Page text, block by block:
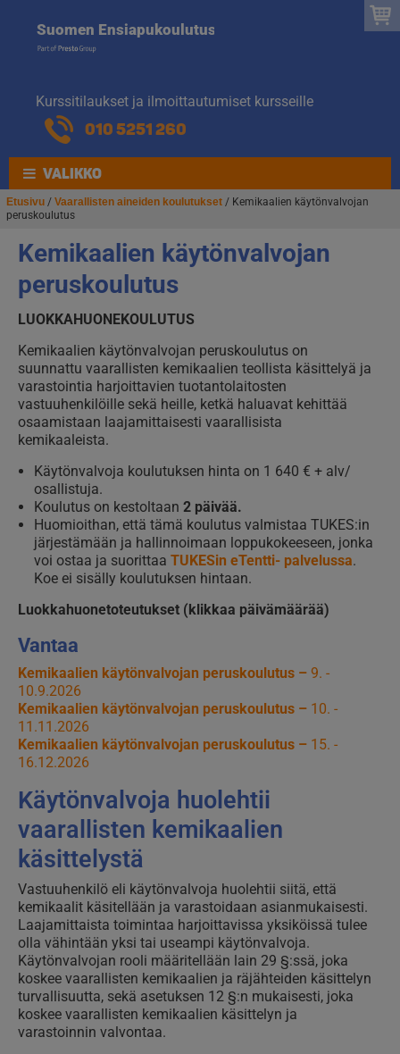
navigointiin
sisältöön
Suomen EnsiapukoulutusSuomen
Kurssitilaukset ja ilmoittautumiset kursseille
010 5251 260
VALIKKO
Etusivu / Vaarallisten aineiden koulutukset / Kemikaalien käytönvalvojan
peruskoulutus
Kemikaalien käytönvalvojan
peruskoulutus
LUOKKAHUONEKOULUTUS
Kemikaalien käytönvalvojan peruskoulutus on
suunnattu vaarallisten kemikaalien teollista käsittelyä ja
varastointia harjoittavien tuotantolaitosten
vastuuhenkilöille sekä heille, ketkä haluavat kehittää
osaamistaan laajamittaisesti vaarallisista
kemikaaleista.
Käytönvalvoja koulutuksen hinta on 1 640 € + alv/
osallistuja.
Koulutus on kestoltaan 2 päivää.
Huomioithan, että tämä koulutus valmistaa TUKES:in
järjestämään ja hallinnoimaan loppukokeeseen, jonka
voi ostaa ja suorittaa TUKESin eTentti- palvelussa.
Koe ei sisälly koulutuksen hintaan.
Luokkahuonetoteutukset (klikkaa päivämäärää)
Vantaa
Kemikaalien käytönvalvojan peruskoulutus – 9. -
10.9.2026
Kemikaalien käytönvalvojan peruskoulutus – 10. -
11.11.2026
Kemikaalien käytönvalvojan peruskoulutus – 15. -
16.12.2026
Käytönvalvoja huolehtii
vaarallisten kemikaalien
käsittelystä
Vastuuhenkilö eli käytönvalvoja huolehtii siitä, että
kemikaalit käsitellään ja varastoidaan asianmukaisesti.
Laajamittaista toimintaa harjoittavissa yksiköissä tulee
olla vähintään yksi tai useampi käytönvalvoja.
Käytönvalvojan rooli määritellään lain 29 §:ssä, joka
koskee vaarallisten kemikaalien ja räjähteiden käsittelyn
turvallisuutta, sekä asetuksen 12 §:n mukaisesti, joka
koskee vaarallisten kemikaalien käsittelyn ja
varastoinnin valvontaa.